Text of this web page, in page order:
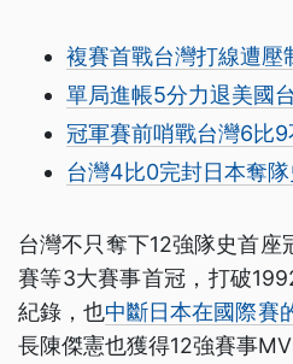
複賽首戰台灣打線遭壓
單局進帳5分力退美國
冠軍賽前哨戰台灣6比
台灣4比0完封日本奪
台灣不只奪下12強隊史首座
賽等3大賽事首冠，打破
紀錄，也中斷日本在國際賽
長陳傑憲也獲得12強賽事